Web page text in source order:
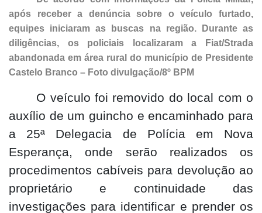
após receber a denúncia sobre o veículo furtado,
equipes iniciaram as buscas na região. Durante as
diligências, os policiais localizaram a Fiat/Strada
abandonada em área rural do município de Presidente
Castelo Branco – Foto divulgação/8º BPM
O veículo foi removido do local com o
auxílio de um guincho e encaminhado para
a 25ª Delegacia de Polícia em Nova
Esperança, onde serão realizados os
procedimentos cabíveis para devolução ao
proprietário e continuidade das
investigações para identificar e prender os